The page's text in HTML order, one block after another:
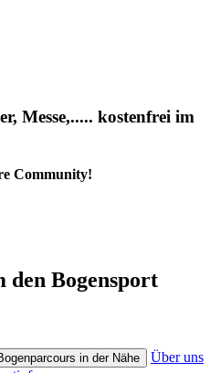
Messe,..... kostenfrei im
Community!
den Bogensport
in der Nähe
Über uns